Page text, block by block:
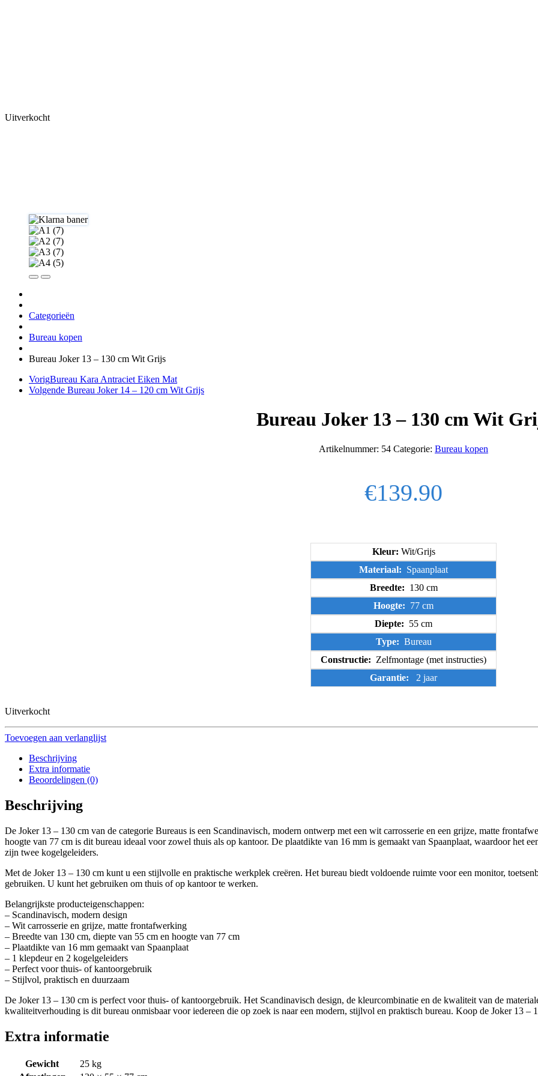
Uitverkocht
Categorieën
Bureau kopen
Bureau Joker 13 – 130 cm Wit Grijs
VorigBureau Kara Antraciet Eiken Mat
Volgende Bureau Joker 14 – 120 cm Wit Grijs
Bureau Joker 13 – 130 cm Wit
Artikelnummer: 54 Categorie: Bureau kopen
€139.90
Kleur: Wit/Grijs
Materiaal: Spaanplaat
Breedte: 130 cm
Hoogte: 77 cm
Diepte: 55 cm
Type: Bureau
Constructie: Zelfmontage (met instructies)
Garantie: 2 jaar
Uitverkocht
Toevoegen aan verlanglijst
Beschrijving
Extra informatie
Beoordelingen (0)
Beschrijving
De Joker 13 – 130 cm van de categorie Bureaus is een Scandinavisch, modern ontwerp met een wit carrosserie en een grijze, matte
hoogte van 77 cm is dit bureau ideaal voor zowel thuis als op kantoor. De plaatdikte van 16 mm is gemaakt van Spaanplaat, waardoor het
zijn twee kogelgeleiders.
Met de Joker 13 – 130 cm kunt u een stijlvolle en praktische werkplek creëren. Het bureau biedt voldoende ruimte voor een monitor,
gebruiken. U kunt het gebruiken om thuis of op kantoor te werken.
Belangrijkste producteigenschappen:
– Scandinavisch, modern design
– Wit carrosserie en grijze, matte frontafwerking
– Breedte van 130 cm, diepte van 55 cm en hoogte van 77 cm
– Plaatdikte van 16 mm gemaakt van Spaanplaat
– 1 klepdeur en 2 kogelgeleiders
– Perfect voor thuis- of kantoorgebruik
– Stijlvol, praktisch en duurzaam
De Joker 13 – 130 cm is perfect voor thuis- of kantoorgebruik. Het Scandinavisch design, de kleurcombinatie en de kwaliteit van de
kwaliteitverhouding is dit bureau onmisbaar voor iedereen die op zoek is naar een modern, stijlvol en praktisch bureau. Koop de Joker 13
Extra informatie
Gewicht
25 kg